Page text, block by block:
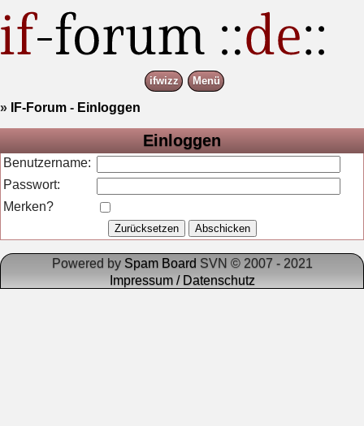
ifwizz Menü
» IF-Forum - Einloggen
Einloggen
Benutzername:
Passwort:
Merken?
Powered by Spam Board SVN © 2007 - 2021
Impressum / Datenschutz